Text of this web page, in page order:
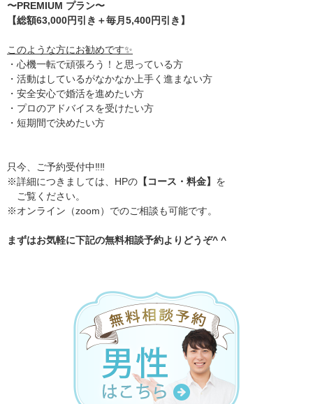
〜PREMIUM プラン〜
【総額63,000円引き＋毎月5,400円引き】
このような方にお勧めです✨
・心機一転で頑張ろう！と思っている方
・活動はしているがなかなか上手く進まない方
・安全安心で婚活を進めたい方
・プロのアドバイスを受けたい方
・短期間で決めたい方
只今、ご予約受付中‼️‼️
※詳細につきましては、HPの 【コース・料金】 を
ご覧ください。
※オンライン（zoom）でのご相談も可能です。
まずはお気軽に下記の無料相談予約よりどうぞ^ ^